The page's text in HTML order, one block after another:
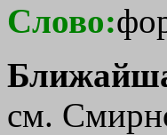
Слово:
см.